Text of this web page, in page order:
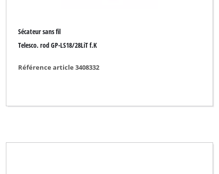
Sécateur sans fil
Telesco. rod GP-LS18/28LiT f.K
Référence article 3408332